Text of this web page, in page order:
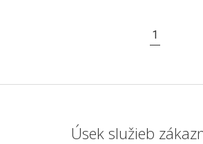
1
Úsek služieb